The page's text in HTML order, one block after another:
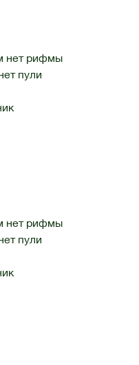
нет рифмы
пули
нет рифмы
пули